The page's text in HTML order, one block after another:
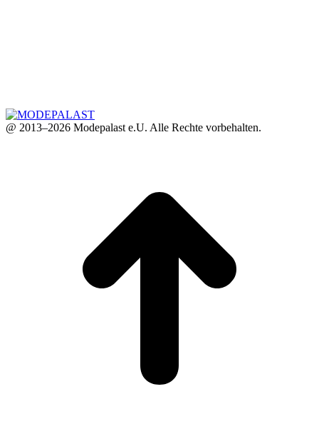
@ 2013–2026 Modepalast e.U. Alle Rechte vorbehalten.